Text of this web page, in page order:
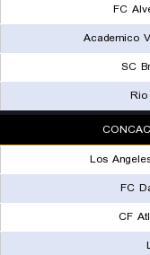
FC
Academico
SC
Los
FC
CF